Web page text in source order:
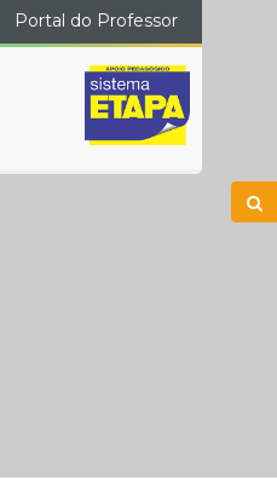
Portal do Professor